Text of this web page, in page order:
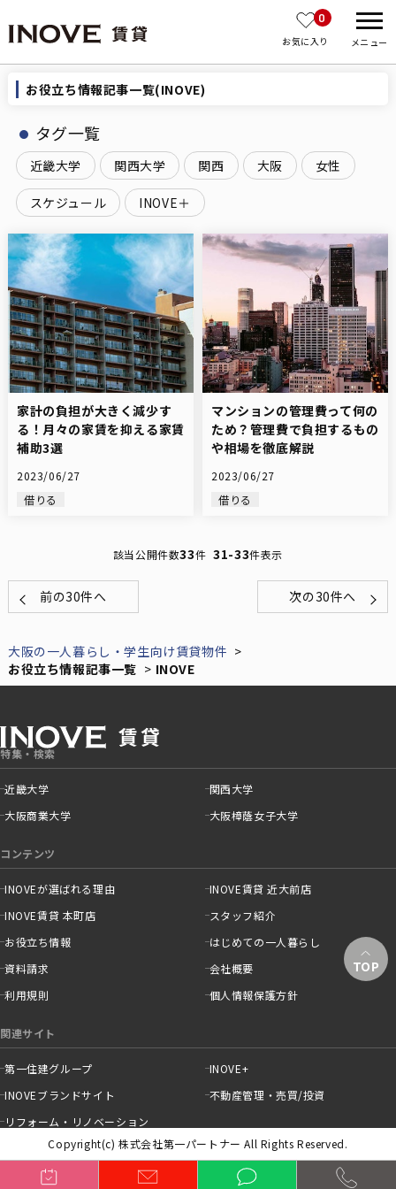
お気に入り
0
メニュー
お役立ち情報記事一覧(INOVE)
タグ一覧
近畿大学 関西大学 関西 大阪 女性
スケジュール INOVE＋
家計の負担が大きく減少す
る！月々の家賃を抑える家賃
補助3選
2023/06/27
借りる
マンションの管理費って何の
ため？管理費で負担するもの
や相場を徹底解説
2023/06/27
借りる
該当公開件数33件 31-33件表示
前の30件へ 次の30件へ
大阪の一人暮らし・学生向け賃貸物件
お役立ち情報記事一覧
INOVE
TOP
特集・検索
近畿大学
関西大学
大阪商業大学
大阪樟蔭女子大学
コンテンツ
INOVEが選ばれる理由
INOVE賃貸 近大前店
INOVE賃貸 本町店
スタッフ紹介
お役立ち情報
はじめての一人暮らし
資料請求
会社概要
利用規則
個人情報保護方針
関連サイト
第一住建グループ
INOVE+
INOVEブランドサイト
不動産管理・売買/投資
リフォーム・リノベーション
Copyright(c) 株式会社第一パートナー All Rights Reserved.